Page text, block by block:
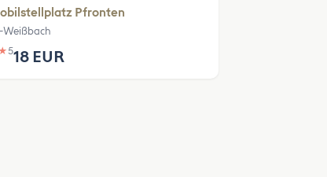
Pfronten
518 EUR